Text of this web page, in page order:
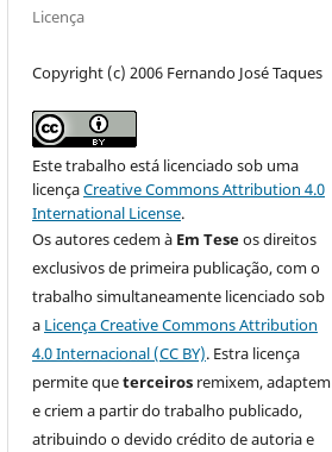
Licença
Copyright (c) 2006 Fernando José Taques
Este trabalho está licenciado sob uma
licençaCreative Commons Attribution 4.0
International License.
Os autores cedem à Em Teseos direitos
exclusivos de primeira publicação, com o
trabalho simultaneamente licenciado sob
a Licença Creative Commons Attribution
4.0 Internacional (CC BY). Estra licença
permite queterceiros remixem, adaptem
e criem a partir do trabalho publicado,
atribuindo o devido crédito de autoria e